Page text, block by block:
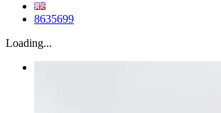
8635699
Loading...